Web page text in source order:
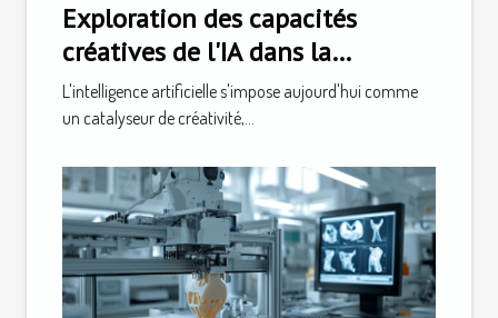
Exploration des capacités
créatives de l'IA dans la
génération d'images et de logos
L'intelligence artificielle s'impose aujourd'hui comme
un catalyseur de créativité,...